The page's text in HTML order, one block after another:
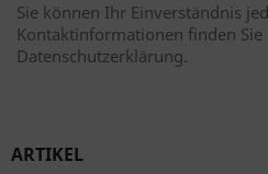
Sie können Ihr Einverständnis
Kontaktinformationen finden Sie
Datenschutzerklärung.
ARTIKEL